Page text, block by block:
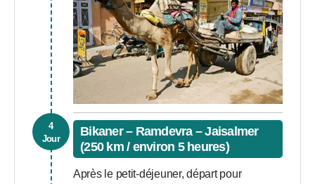
4
Jour
Bikaner – Ramdevra – Jaisalmer
(250 km / environ 5 heures)
Après le petit-déjeuner, départ pour